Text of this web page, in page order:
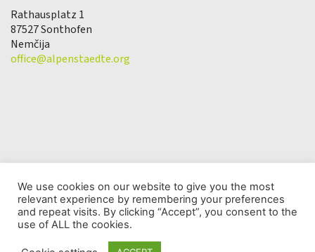
Rathausplatz 1
87527 Sonthofen
Nemčija
office@alpenstaedte.org
© Copyright 2025 | Društvo Alpsko mesto leta |
Varstvo osebnih podatkov
We use cookies on our website to give you the most
relevant experience by remembering your preferences
and repeat visits. By clicking “Accept”, you consent to the
use of ALL the cookies.